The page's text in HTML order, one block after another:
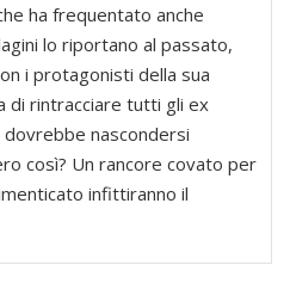
ha frequentato anche
lo riportano al passato,
i protagonisti della sua
di rintracciare tutti gli ex
dovrebbe nascondersi
così? Un rancore covato per
infittiranno il